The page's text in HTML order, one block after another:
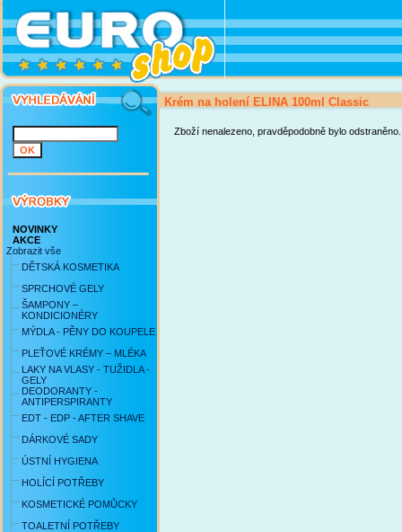
NOVINKY
AKCE
Zobrazit vše
DĚTSKÁ KOSMETIKA
SPRCHOVÉ GELY
ŠAMPONY –
KONDICIONÉRY
MÝDLA - PĚNY DO KOUPELE
PLEŤOVÉ KRÉMY – MLÉKA
LAKY NA VLASY - TUŽIDLA -
GELY
DEODORANTY -
ANTIPERSPIRANTY
EDT - EDP - AFTER SHAVE
DÁRKOVÉ SADY
ÚSTNÍ HYGIENA
HOLÍCÍ POTŘEBY
KOSMETICKÉ POMŮCKY
TOALETNÍ POTŘEBY
Krém na holení ELINA 100ml Classic
Zboží nenalezeno, pravděpodobně bylo odstraněno.